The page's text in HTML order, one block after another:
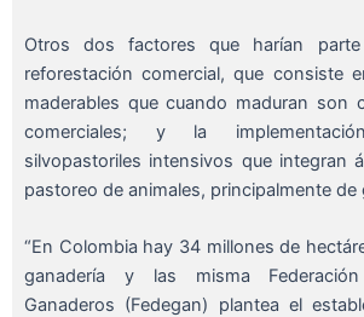
Otros dos factores que harían
reforestación comercial, que consiste
maderables que cuando maduran son
comerciales; y la
silvopastoriles intensivos que integran
pastoreo de animales, principalmente de
“En Colombia hay 34 millones de
ganadería y las misma
Ganaderos (Fedegan) plantea el